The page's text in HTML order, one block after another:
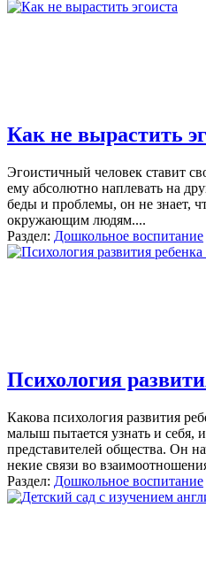
Как не вырастить
Эгоистичный человек ставит
ему абсолютно наплевать на
беды и проблемы, он не знает,
окружающим людям....
Раздел: Дошкольное воспитание
Психология
Какова психология развития
малыш пытается узнать и себя,
представителей общества. Он
некие связи во
Раздел: Дошкольное воспитание